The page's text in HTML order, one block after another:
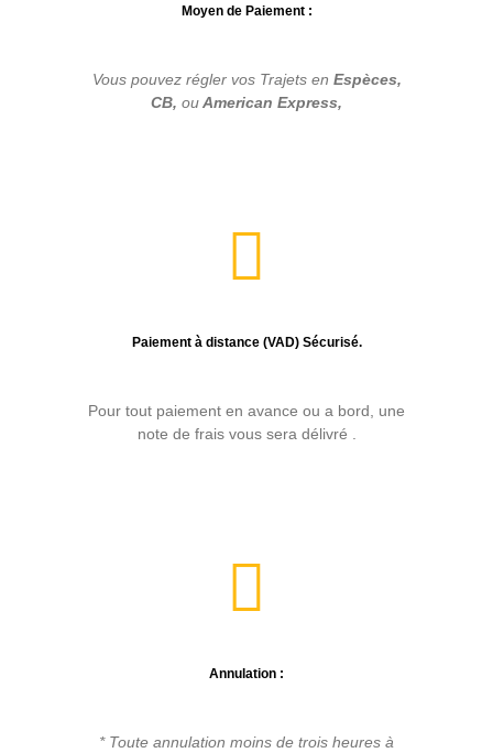
Moyen de Paiement :
Vous pouvez régler vos Trajets en Espèces,
CB, ouAmerican Express,
Paiement à distance (VAD) Sécurisé.
Pour tout paiement en avance ou a bord, une
note de frais vous sera délivré .
Annulation :
* Toute annulation moins de trois heures à